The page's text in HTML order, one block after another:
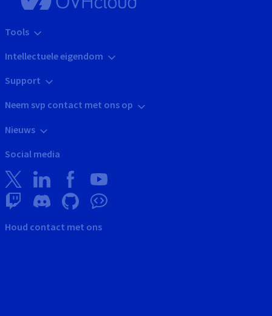
Tools
Intellectuele eigendom
Support
Neem svp contact met ons op
Nieuws
Social media
Houd contact met ons